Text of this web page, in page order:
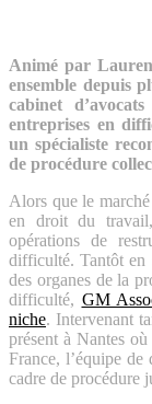
Animé par
ensemble depuis
cabinet
entreprises en
un spécialiste
de procédure
Alors que le
en droit du
opérations de
difficulté. Tantôt en
des organes de la
difficulté, GM
niche. Intervenant
présent à Nantes
France, l’équipe
cadre de procédure